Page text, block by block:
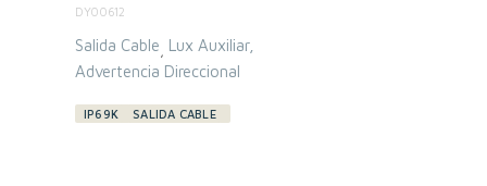
DY00612
Salida Cable, Lux Auxiliar
Advertencia Direccional
IP69K SALIDA CABLE